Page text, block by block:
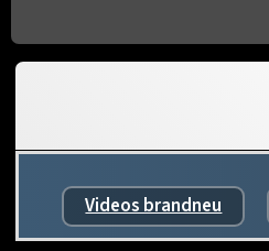
Videos brandneu